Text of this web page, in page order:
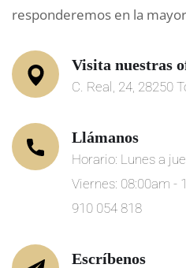
responderemos en la
Visita nuestras
C. Real, 24, 28250
Llámanos
Horario: Lunes a
Viernes: 08:00am -
910 054 818
Escríbenos